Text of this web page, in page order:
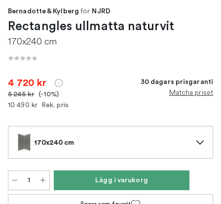
Bernadotte & Kylberg för NJRD
Rectangles ullmatta naturvit
170x240 cm
4 720 kr
5 245 kr (-10%)
10 490 kr Rek. pris
30 dagars prisgaranti
Matcha priset
170x240 cm
Lägg i varukorg